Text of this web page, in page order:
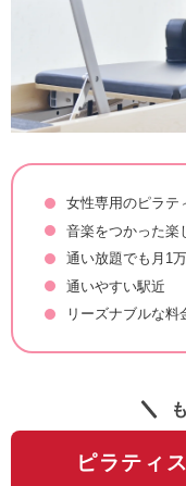
女性専用のピラテ
音楽をつかった楽
通い放題でも月1
通いやすい駅近
リーズナブルな料
ピラティ